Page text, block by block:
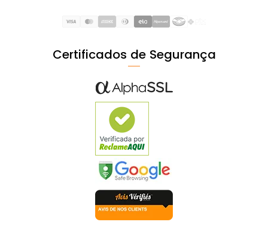
Certificados de Segurança